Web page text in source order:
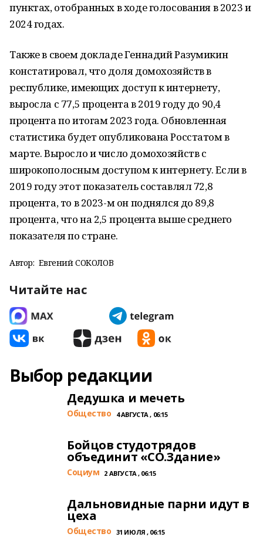
пунктах, отобранных в ходе голосования в 2023 и
2024 годах.
Также в своем докладе Геннадий Разумикин
констатировал, что доля домохозяйств в
республике, имеющих доступ к интернету,
выросла с 77,5 процента в 2019 году до 90,4
процента по итогам 2023 года. Обновленная
статистика будет опубликована Росстатом в
марте. Выросло и число домохозяйств с
широкополосным доступом к интернету. Если в
2019 году этот показатель составлял 72,8
процента, то в 2023-м он поднялся до 89,8
процента, что на 2,5 процента выше среднего
показателя по стране.
Автор: Евгений СОКОЛОВ
Читайте нас
Выбор редакции
Дедушка и мечеть
Общество 4 АВГУСТА , 06:15
Бойцов студотрядов
объединит «СО.Здание»
Cоциум 2 АВГУСТА , 06:15
Дальновидные парни идут в
цеха
Общество 31 ИЮЛЯ , 06:15